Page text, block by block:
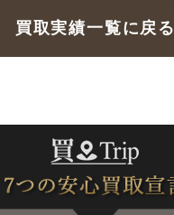
買取実績一覧に戻る